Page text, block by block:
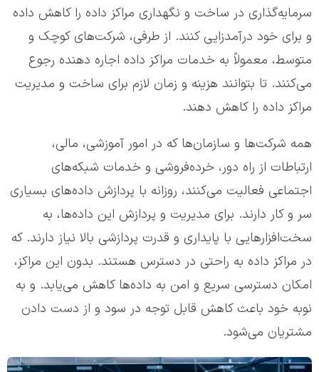
سرمایه‌گذاری در ساخت و نگهداری مراکز داده را کاهش داده
و برای خود درآمدزایی کنند. از طرفی، شرکت‌های کوچک و
متوسط، معمولاً به خدمات مراکز داده اجاره دهنده رجوع
می‌کنند. تا بتوانند هزینه و زمان لازم برای ساخت و مدیریت
مراکز داده را کاهش دهند.
همه شرکت‌ها و سازمان‌ها که در امور آموزشی، مالی،
ارتباطات از راه دور، خرده‌فروشی و خدمات شبکه‌های
اجتماعی فعالیت می‌کنند، روزانه با پردازش داده‌های بسیاری
سر و کار دارند. برای مدیریت و پردازش این داده‌ها، به
سخت‌افزارهایی با پایداری و قدرت پردازشی بالا نیاز دارند. که
در مراکز داده به راحتی در دسترس هستند. بدون این مراکز،
امکان دسترسی سریع و امن به داده‌ها کاهش می‌یابد. و به
نوبه خود باعث کاهش قابل توجه در سود و از دست دادن
مشتریان می‌شود.